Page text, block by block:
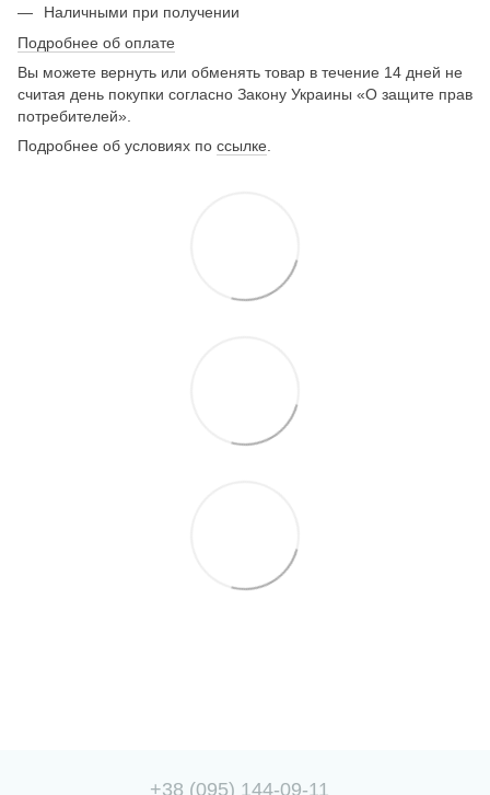
Наличными при получении
Подробнее об оплате
Вы можете вернуть или обменять товар в течение 14 дней не
считая день покупки согласно Закону Украины «О защите прав
потребителей».
Подробнее об условиях по ссылке.
+38 (095) 144-09-11